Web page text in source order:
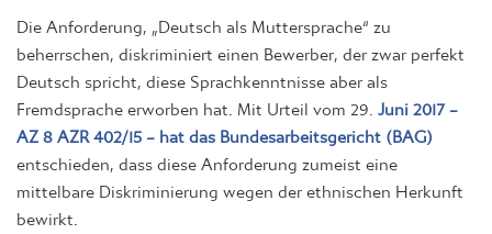
Die Anforderung, „Deutsch als Muttersprache“ zu
beherrschen, diskriminiert einen Bewerber, der zwar perfekt
Deutsch spricht, diese Sprachkenntnisse aber als
Fremdsprache erworben hat. Mit Urteil vom 29. Juni 2017 –
AZ 8 AZR 402/15 – hat das Bundesarbeitsgericht (BAG)
entschieden, dass diese Anforderung zumeist eine
mittelbare Diskriminierung wegen der ethnischen Herkunft
bewirkt.